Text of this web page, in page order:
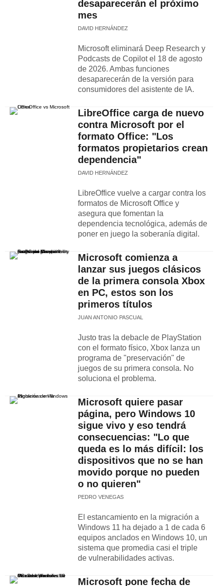
desaparecerán el próximo
mes
DAVID HERNÁNDEZ
Microsoft eliminará Deep Research y
Podcasts de Copilot el 18 de agosto
de 2026. Ambas funciones
desaparecerán de la versión para
consumidores del asistente de IA.
LibreOffice carga de nuevo
contra Microsoft por el
formato Office: "Los
formatos propietarios crean
dependencia"
DAVID HERNÁNDEZ
LibreOffice vuelve a cargar contra los
formatos de Microsoft Office y
asegura que fomentan la
dependencia tecnológica, además de
poner en juego la soberanía digital.
Microsoft comienza a
lanzar sus juegos clásicos
de la primera consola Xbox
en PC, estos son los
primeros títulos
JUAN ANTONIO PASCUAL
Justo tras la debacle de PlayStation
con el formato físico, Xbox lanza un
programa de "preservación" de
juegos de su primera consola. No
soluciona el problema.
Microsoft quiere pasar
página, pero Windows 10
sigue vivo y eso tendrá
consecuencias: "Lo que
queda es lo más difícil: los
dispositivos que no se han
movido porque no pueden
o no quieren"
PEDRO VENEGAS
El estancamiento en la migración a
Windows 11 ha dejado a 1 de cada 6
equipos anclados en Windows 10, un
sistema que promedia casi el triple
de vulnerabilidades activas.
Microsoft pone fecha de